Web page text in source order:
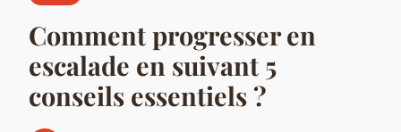
Comment progresser en
escalade en suivant 5
conseils essentiels ?